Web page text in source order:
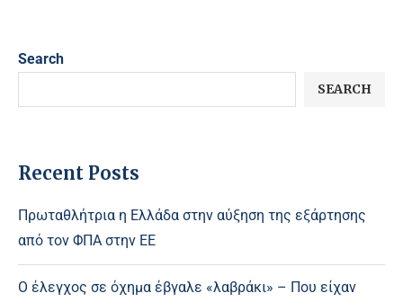
Search
SEARCH
Recent Posts
Πρωταθλήτρια η Ελλάδα στην αύξηση της εξάρτησης
από τον ΦΠΑ στην ΕΕ
Ο έλεγχος σε όχημα έβγαλε «λαβράκι» – Που είχαν